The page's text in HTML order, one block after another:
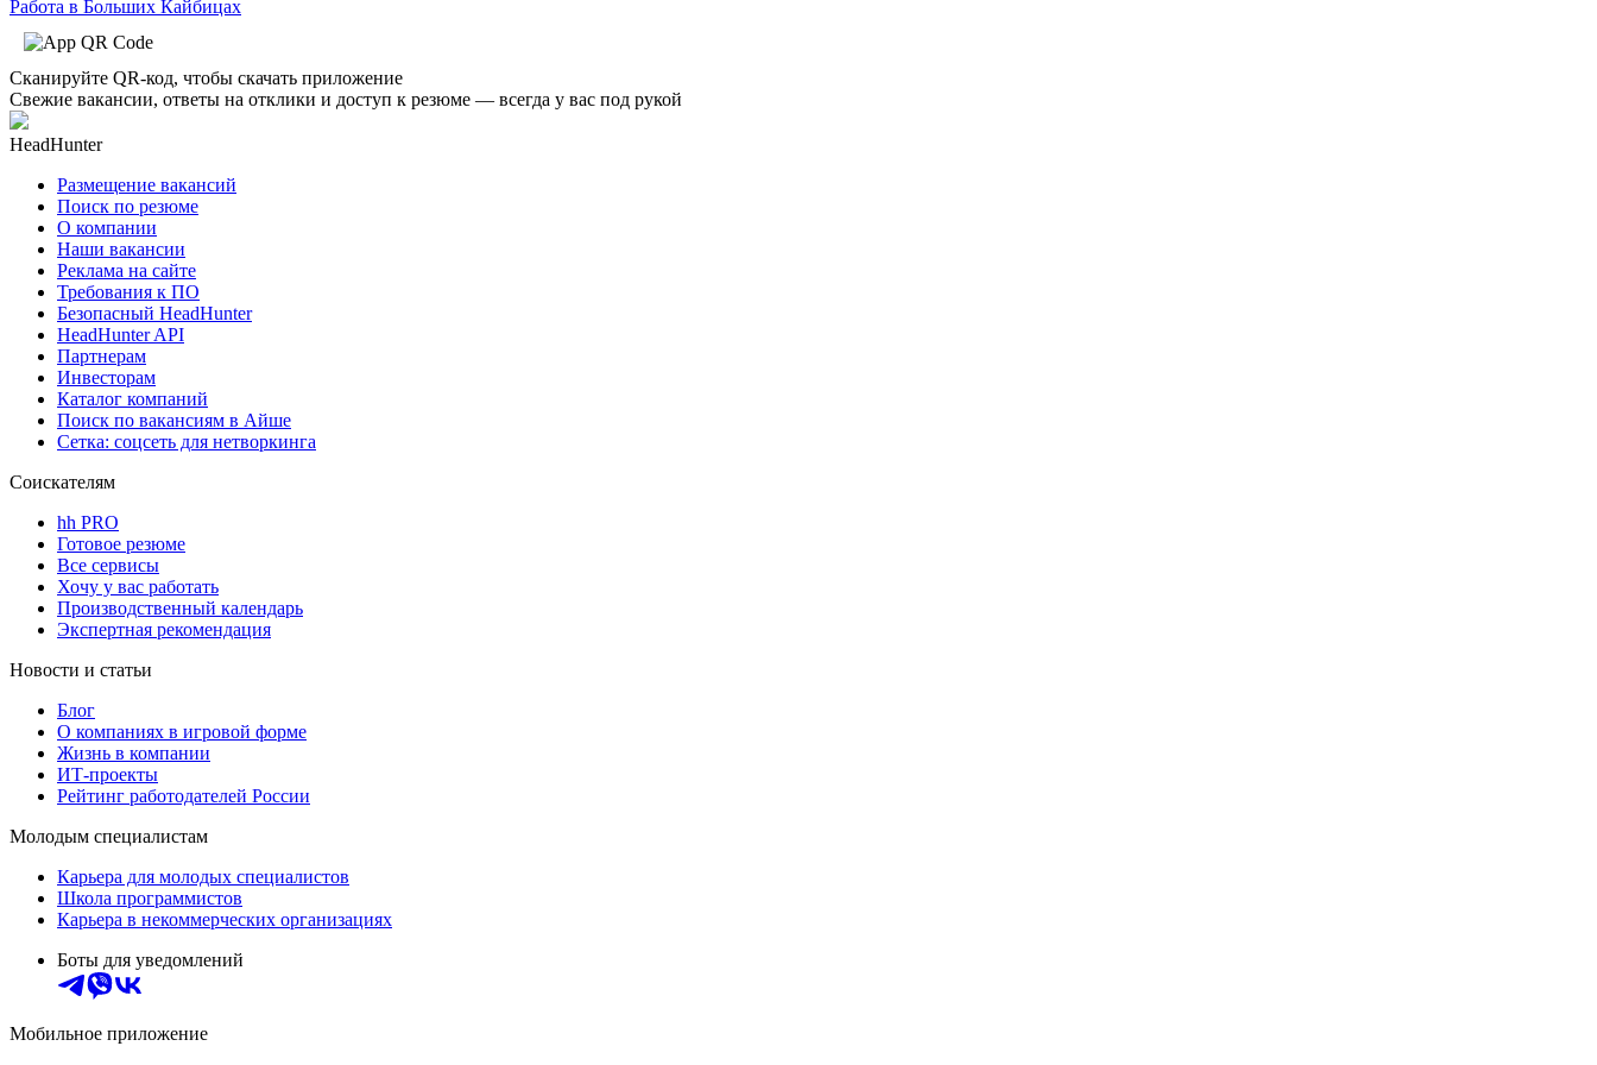
Работа в Больших Кайбицах
Сканируйте QR-код, чтобы скачать приложение
Свежие вакансии, ответы на отклики и доступ к резюме — всегда у вас под рукой
HeadHunter
Размещение вакансий
Поиск по резюме
О компании
Наши вакансии
Реклама на сайте
Требования к ПО
Безопасный HeadHunter
HeadHunter API
Партнерам
Инвесторам
Каталог компаний
Поиск по вакансиям в Айше
Сетка: соцсеть для нетворкинга
Соискателям
hh PRO
Готовое резюме
Все сервисы
Хочу у вас работать
Производственный календарь
Экспертная рекомендация
Новости и статьи
Блог
О компаниях в игровой форме
Жизнь в компании
ИТ-проекты
Рейтинг работодателей России
Молодым специалистам
Карьера для молодых специалистов
Школа программистов
Карьера в некоммерческих организациях
Боты для уведомлений
Мобильное приложение